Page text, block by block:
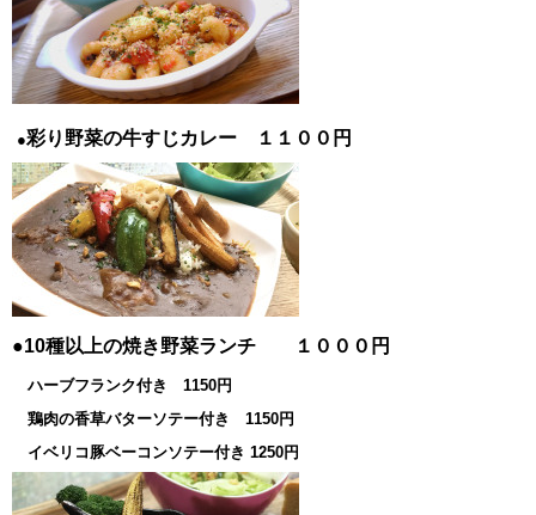
●彩り野菜の牛すじカレー １１００円
●10種以上の焼き野菜ランチ １０００円
ハーブフランク付き 1150円
鶏肉の香草バターソテー付き 1150円
イベリコ豚ベーコンソテー付き 1250円